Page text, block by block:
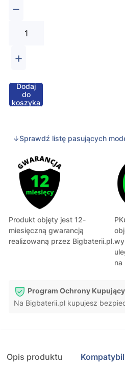
−
+
Dodaj
do
koszyka
↓Sprawdź listę pasujących
Produkt objęty jest 12-
miesięczną gwarancją
realizowaną przez Bigbaterii.pl.
na
Program Ochrony
Na Bigbaterii.pl kupujesz
Opis produktu